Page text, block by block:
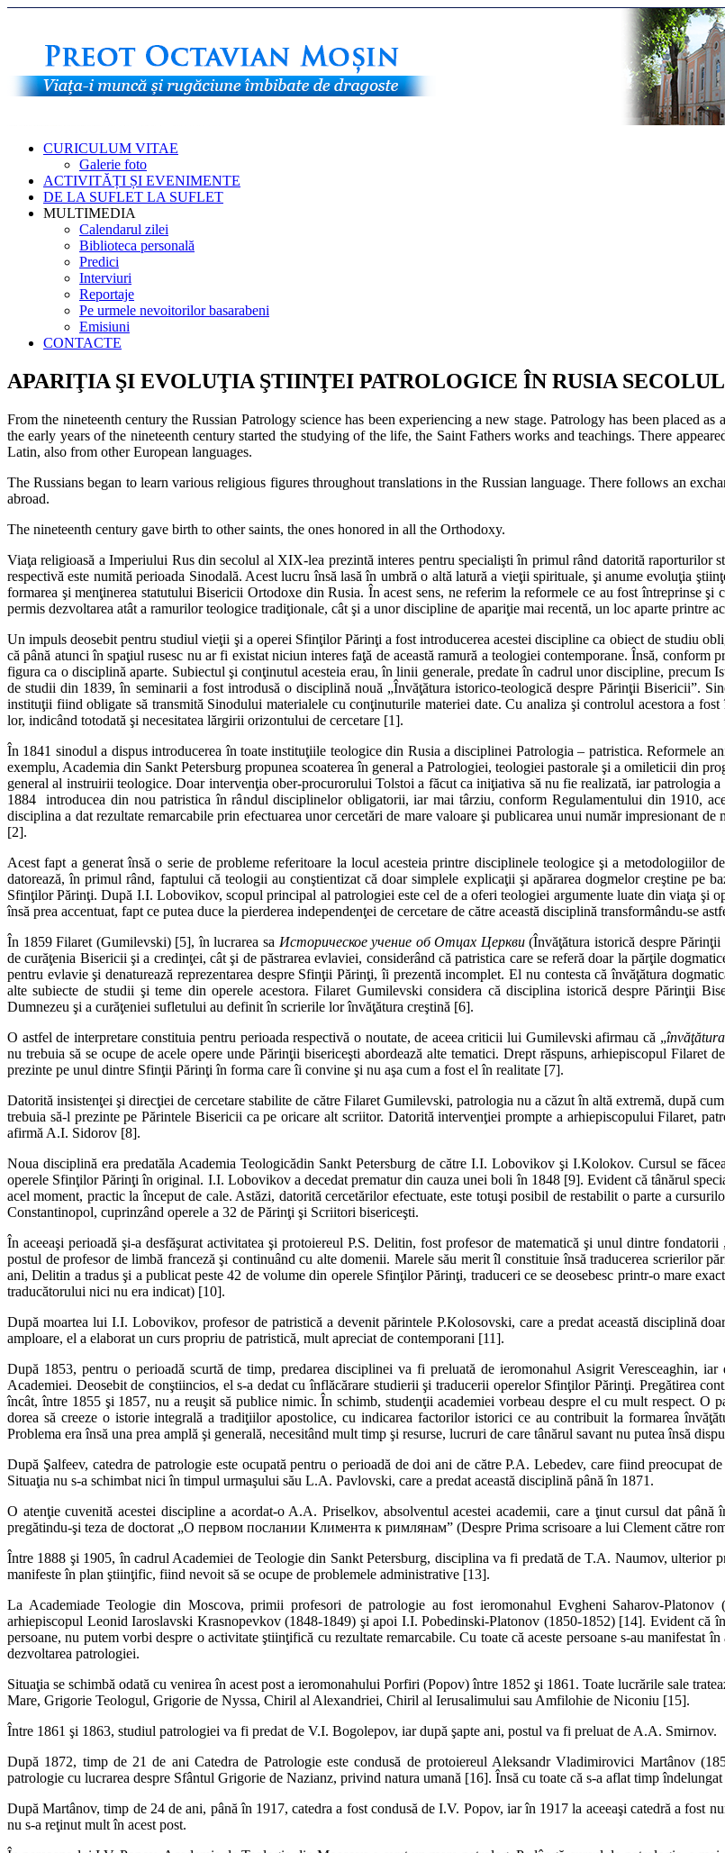
CURICULUM VITAE
Galerie foto
ACTIVITĂȚI ȘI EVENIMENTE
DE LA SUFLET LA SUFLET
MULTIMEDIA
Calendarul zilei
Biblioteca personală
Predici
Interviuri
Reportaje
Pe urmele nevoitorilor basarabeni
Emisiuni
CONTACTE
APARIŢIA ŞI EVOLUŢIA ŞTIINŢEI PATROLOGICE ÎN RUSIA
From the nineteenth century the Russian Patrology science has been experiencing a new stage. Patrology has been placed
the early years of the nineteenth century started the studying of the life, the Saint Fathers works and teachings. There
Latin, also from other European languages.
The Russians began to learn various religious figures throughout translations in the Russian language. There follows an
abroad.
The nineteenth century gave birth to other saints, the ones honored in all the Orthodoxy.
Viaţa religioasă a Imperiului Rus din secolul al XIX-lea prezintă interes pentru specialişti în primul rând datorită raporturilor
respectivă este numită perioada Sinodală. Acest lucru însă lasă în umbră o altă latură a vieţii spirituale, şi anume evoluţia
formarea şi menţinerea statutului Bisericii Ortodoxe din Rusia. În acest sens, ne referim la reformele ce au fost întrep­rin­se
permis dezvoltarea atât a ramurilor teologice tradiţionale, cât şi a unor discipline de apariţie mai recentă, un loc aparte printre
Un impuls deosebit pentru studiul vieţii şi a operei Sfinţilor Părinţi a fost introducerea acestei discipline ca obiect de studiu
că până atunci în spaţiul rusesc nu ar fi existat niciun interes faţă de această ramură a teologiei con­tem­porane. Însă,
figura ca o disciplină aparte. Subiectul şi conţinutul acesteia erau, în linii generale, predate în cadrul unor discip­line, precum
de studii din 1839, în seminarii a fost introdusă o disciplină nouă „Învăţătura istorico-teologică despre Părinţii Bisericii”.
instituţii fiind obligate să transmită Sinodului materialele cu conţinuturile materiei date. Cu analiza şi controlul acestora a
lor, indicând totodată şi necesitatea lărgirii orizontului de cercetare [1].
În 1841 sinodul a dispus introducerea în toate instituţiile teologice din Rusia a disciplinei Patrologia – patristica. Reformele
exemplu, Academia din Sankt Petersburg propunea scoaterea în general a Patrologiei, teologiei pastorale şi a omileticii din
general al instruirii teologice. Doar intervenţia ober-procurorului Tolstoi a făcut ca iniţiativa să nu fie realizată, iar patro­logia
1884 introducea din nou patristica în rândul disciplinelor obligatorii, iar mai târziu, conform Regulamentului din 1910,
disciplina a dat rezultate remar­ca­bile prin efectuarea unor cercetări de mare valoare şi publicarea unui număr impresionant
[2].
Acest fapt a generat însă o serie de probleme referitoare la locul acesteia printre disciplinele teologice şi a
datorează, în primul rând, faptului că teologii au conştientizat că doar simplele explicaţii şi apărarea dogmelor creştine pe
Sfinţilor Părinţi. După I.I. Lobovikov, scopul principal al patrologiei este cel de a oferi teologiei argumente luate din viaţa şi
însă prea accentuat, fapt ce putea duce la pierderea independenţei de cercetare de către această disciplină transformându-se
În 1859 Filaret (Gumilevski) [5], în lucrarea sa Историческое учение об Отцах Церкви(Învăţătura istorică despre
de curăţenia Bisericii şi a credinţei, cât şi de păstrarea evlaviei, considerând că patristica care se referă doar la părţile
pentru evlavie şi denaturează reprezentarea despre Sfinţii Părinţi, îi prezentă incomplet. El nu contesta că învăţătura
alte subiecte de studii şi teme din operele acestora. Filaret Gumilevski considera că disciplina istorică despre Părinţii
Dumnezeu şi a curăţeniei sufle­tu­lui au definit în scrierile lor învăţătura creştină [6].
O astfel de interpretare constituia pentru perioada respectivă o noutate, de aceea criticii lui Gumilevski afirmau că „
nu trebuia să se ocupe de acele opere unde Părinţii bisericeşti abordează alte tematici. Drept răspuns, arhiepisco­pul Filaret
prezinte pe unul dintre Sfinţii Părinţi în forma care îi convine şi nu aşa cum a fost el în realitate [7].
Datorită insistenţei şi direcţiei de cercetare stabilite de către Filaret Gumilevski, patrologia nu a căzut în altă extremă, după
trebuia să-l prezinte pe Părintele Bisericii ca pe oricare alt scriitor. Datorită intervenţiei prompte a arhiepisco­pu­lui Filaret,
afirmă A.I. Sidorov [8].
Noua disciplină era predatăla Academia Teologicădin Sankt Petersburg de către I.I. Lobovikov şi I.Kolokov. Cursul se
operele Sfinţilor Părinţi în original. I.I. Lobovikov a decedat prematur din cauza unei boli în 1848 [9]. Evident că tânărul
acel moment, practic la început de cale. Astăzi, datorită cercetărilor efectuate, este totuşi posibil de restabilit o par­te a
Constan­tinopol, cuprinzând operele a 32 de Părinţi şi Scriitori bisericeşti.
În aceeaşi perioadă şi-a desfăşurat activitatea şi protoiereul P.S. Delitin, fost profesor de matematică şi unul dintre
postul de profesor de limbă franceză şi continuând cu alte domenii. Marele său merit îl constituie însă tradu­cerea scrierilor
ani, Delitin a tradus şi a publicat peste 42 de volume din operele Sfinţilor Părinţi, traduceri ce se deosebesc printr-o mare
traducătoru­lui nici nu era indicat) [10].
După moartea lui I.I. Lobovikov, profesor de patristică a devenit părintele P.Kolosovski, care a predat această disciplină
amploare, el a elaborat un curs propriu de patristică, mult apreciat de contemporani [11].
După 1853, pentru o perioadă scurtă de timp, predarea disciplinei va fi preluată de ieromonahul Asigrit Veresceaghin,
Academiei. Deosebit de conştiincios, el s-a dedat cu înflăcărare studierii şi traducerii operelor Sfinţilor Părinţi. Pregătirea
încât, între 1855 şi 1857, nu a reuşit să publice nimic. În schimb, studenţii academiei vorbeau despre el cu mult respect. O
dorea să creeze o istorie integrală a tradiţiilor apostolice, cu indicarea factorilor istorici ce au contribuit la formarea
Problema era însă una prea amplă şi generală, necesitând mult timp şi resurse, lucruri de care tânărul savant nu putea însă
După Şalfeev, catedra de patrologie este ocupată pentru o perioadă de doi ani de către P.A. Lebedev, care fiind preocupat
Situaţia nu s-a schimbat nici în timpul urmaşului său L.A. Pavlovski, care a predat această disciplină până în 1871.
O atenţie cuvenită acestei discipline a acordat-o A.A. Priselkov, absolventul acestei academii, care a ţinut cursul dat
pregătindu-şi teza de doctorat „O первом послании Климента к римлянам” (Despre Prima scrisoare a lui Clement către
Între 1888 şi 1905, în cadrul Academiei de Teologie din Sankt Petersburg, disciplina va fi predată de T.A. Naumov, ulterior
manifeste în plan ştiinţific, fiind nevoit să se ocupe de problemele administrative [13].
La Academiade Teologie din Moscova, primii profesori de patrologie au fost ieromonahul Evgheni Saharov-
arhiepiscopul Leonid Iaroslavski Krasnopevkov (1848-1849) şi apoi I.I. Pobedinski-Platonov (1850-1852) [14]. Evident că
persoane, nu putem vorbi despre o activitate ştiinţifică cu rezultate remarcabile. Cu toate că aceste persoane s-au
dezvoltarea patrologiei.
Situaţia se schimbă odată cu venirea în acest post a ieromonahului Porfiri (Popov) între 1852 şi 1861. Toate lucrările sale
Mare, Grigorie Teologul, Grigorie de Nyssa, Chiril al Alexandriei, Chiril al Ierusalimului sau Amfilohie de Niconiu [15].
Între 1861 şi 1863, studiul patrologiei va fi predat de V.I. Bogolepov, iar după şapte ani, postul va fi preluat de A.A. Smirnov.
După 1872, timp de 21 de ani Catedra de Patrologie este condusă de protoiereul Aleksandr Vladimirovici Martânov
patrologie cu lucrarea despre Sfântul Grigorie de Nazianz, privind natura umană [16]. Însă cu toate că s-a aflat timp
După Martânov, timp de 24 de ani, până în 1917, catedra a fost condusă de I.V. Popov, iar în 1917 la aceeaşi catedră a fost
nu s-a reţinut mult în acest post.